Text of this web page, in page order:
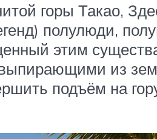
горы Такао,
полулюди,
этим
из
подъём на